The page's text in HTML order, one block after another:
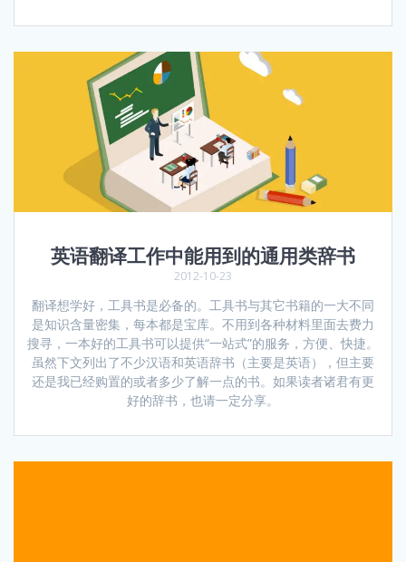
英语翻译工作中能用到的通用类辞书
2012-10-23
翻译想学好，工具书是必备的。工具书与其它书籍的一大不同
是知识含量密集，每本都是宝库。不用到各种材料里面去费力
搜寻，一本好的工具书可以提供“一站式”的服务，方便、快捷。
虽然下文列出了不少汉语和英语辞书（主要是英语），但主要
还是我已经购置的或者多少了解一点的书。如果读者诸君有更
好的辞书，也请一定分享。